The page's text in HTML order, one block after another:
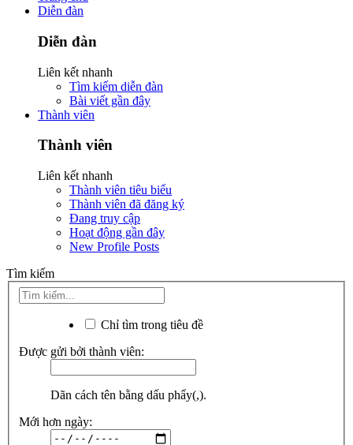
Diễn đàn
Diễn đàn
Liên kết nhanh
Tìm kiếm diễn đàn
Bài viết gần đây
Thành viên
Thành viên
Liên kết nhanh
Thành viên tiêu biểu
Thành viên đã đăng ký
Đang truy cập
Hoạt động gần đây
New Profile Posts
Tìm kiếm
Chỉ tìm trong tiêu đề
Được gửi bởi thành viên:
Dãn cách tên bằng dấu phẩy(,).
Mới hơn ngày: